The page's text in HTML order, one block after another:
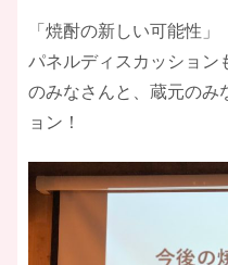
「焼酎の新しい可能性
パネルディスカッション
のみなさんと、蔵元のみ
ョン！